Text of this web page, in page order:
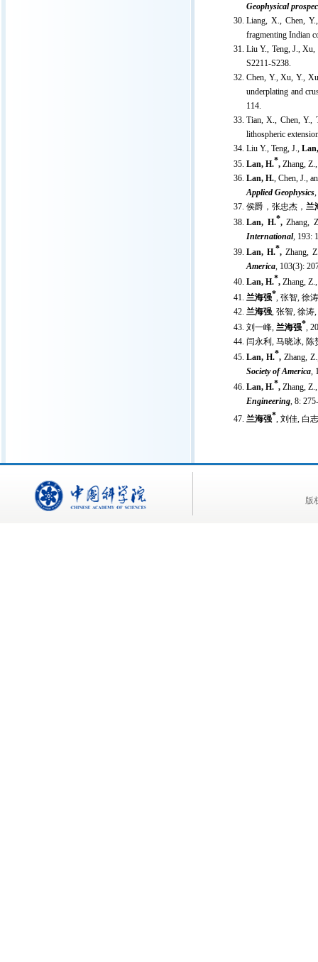
Geophysical
Liang, X., Chen,
fragmenting Indian
Liu Y., Teng, J.,
S2211-S238.
Chen, Y., Xu, Y.,
underplating and
114.
Tian, X., Chen, Y.,
lithospheric
Liu Y., Teng, J.,
Lan, H.*, Zhang,
Lan, H., Chen, J.,
Applied Geophysics,
侯爵，张忠杰， 兰
Lan, H.*, Zhang,
International, 193:
Lan, H.*, Zhang,
America, 103(3):
Lan, H.*, Zhang,
兰海强*, 张智, 徐涛
兰海强, 张智, 徐涛,
刘一峰, 兰海强*,
闫永利 , 马晓冰, 陈
Lan, H.*, Zhang,
Society of America,
Lan, H.*, Zhang,
Engineering, 8:
兰海强*, 刘佳, 白
版